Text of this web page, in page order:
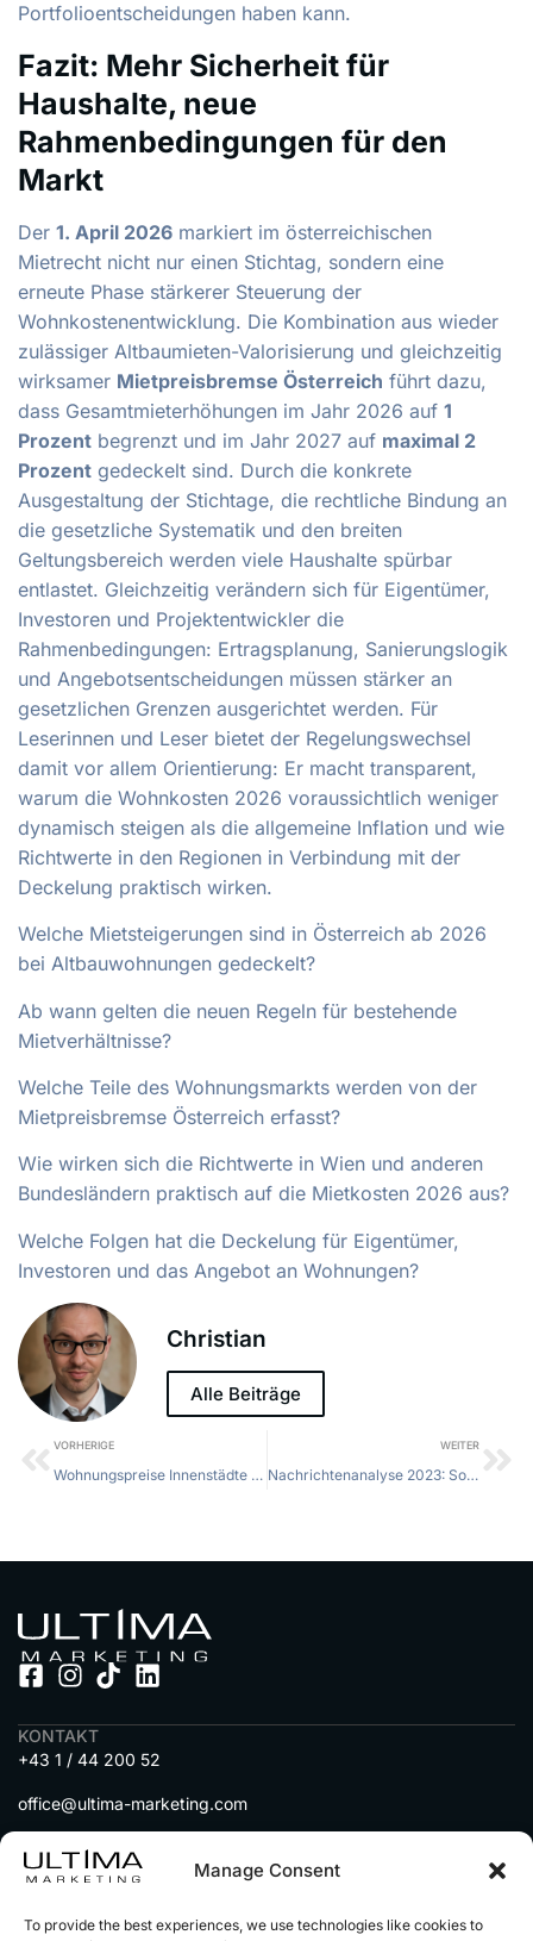
Manage Consent
To provide the best experiences, we use technologies like cookies to
Portfolioentscheidungen haben kann.
Fazit: Mehr Sicherheit für
Haushalte, neue
Rahmenbedingungen für den
Markt
Der 1. April 2026 markiert im österreichischen
Mietrecht nicht nur einen Stichtag, sondern eine
erneute Phase stärkerer Steuerung der
Wohnkostenentwicklung. Die Kombination aus wieder
zulässiger Altbaumieten-Valorisierung und gleichzeitig
wirksamer Mietpreisbremse Österreich führt dazu,
dass Gesamtmieterhöhungen im Jahr 2026 auf 1
Prozent begrenzt und im Jahr 2027 auf maximal 2
Prozent gedeckelt sind. Durch die konkrete
Ausgestaltung der Stichtage, die rechtliche Bindung an
die gesetzliche Systematik und den breiten
Geltungsbereich werden viele Haushalte spürbar
entlastet. Gleichzeitig verändern sich für Eigentümer,
Investoren und Projektentwickler die
Rahmenbedingungen: Ertragsplanung, Sanierungslogik
und Angebotsentscheidungen müssen stärker an
gesetzlichen Grenzen ausgerichtet werden. Für
Leserinnen und Leser bietet der Regelungswechsel
damit vor allem Orientierung: Er macht transparent,
warum die Wohnkosten 2026 voraussichtlich weniger
dynamisch steigen als die allgemeine Inflation und wie
Richtwerte in den Regionen in Verbindung mit der
Deckelung praktisch wirken.
Welche Mietsteigerungen sind in Österreich ab 2026
bei Altbauwohnungen gedeckelt?
Ab wann gelten die neuen Regeln für bestehende
Mietverhältnisse?
Welche Teile des Wohnungsmarkts werden von der
Mietpreisbremse Österreich erfasst?
Wie wirken sich die Richtwerte in Wien und anderen
Bundesländern praktisch auf die Mietkosten 2026 aus?
Welche Folgen hat die Deckelung für Eigentümer,
Investoren und das Angebot an Wohnungen?
Christian
Alle Beiträge
VORHERIGE
Wohnungspreise Innenstädte Deutschland 2026: So entwickeln sich die Preise für 2026
WEITER
Nachrichtenanalyse 2023: So entschlüsseln Sie Trends verständlich und schnell
KONTAKT
+43 1 / 44 200 52
office@ultima-marketing.com
A-1010 Wien, Seitenstettengasse 5
MENU